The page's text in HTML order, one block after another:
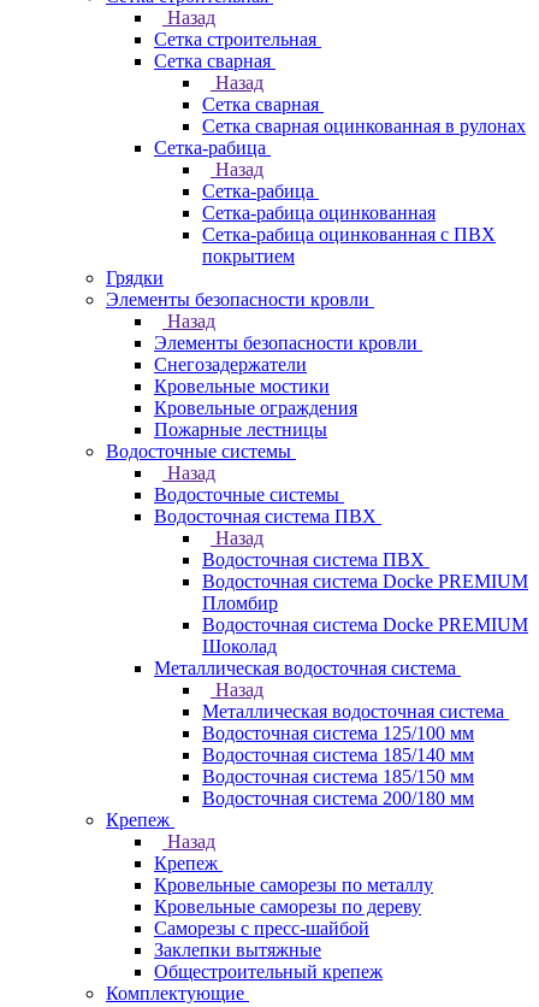
Назад
Сетка строительная
Сетка сварная
Назад
Сетка сварная
Сетка сварная оцинкованная в рулонах
Сетка-рабица
Назад
Сетка-рабица
Сетка-рабица оцинкованная
Сетка-рабица оцинкованная с ПВХ
покрытием
Грядки
Элементы безопасности кровли
Назад
Элементы безопасности кровли
Снегозадержатели
Кровельные мостики
Кровельные ограждения
Пожарные лестницы
Водосточные системы
Назад
Водосточные системы
Водосточная система ПВХ
Назад
Водосточная система ПВХ
Водосточная система Docke PREMIUM
Пломбир
Водосточная система Docke PREMIUM
Шоколад
Металлическая водосточная система
Назад
Металлическая водосточная система
Водосточная система 125/100 мм
Водосточная система 185/140 мм
Водосточная система 185/150 мм
Водосточная система 200/180 мм
Крепеж
Назад
Крепеж
Кровельные саморезы по металлу
Кровельные саморезы по дереву
Саморезы с пресс-шайбой
Заклепки вытяжные
Общестроительный крепеж
Комплектующие